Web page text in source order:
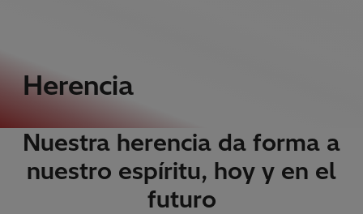
Herencia
Nuestra herencia da forma a
nuestro espíritu, hoy y en el
futuro